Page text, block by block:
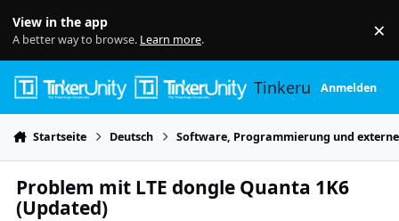
View in the app
A better way to browse. Learn more. ×
TinkerunityAnmelden
Startseite Deutsch Software, Programmierung und
Problem mit LTE dongle Quanta 1K6
(Updated)